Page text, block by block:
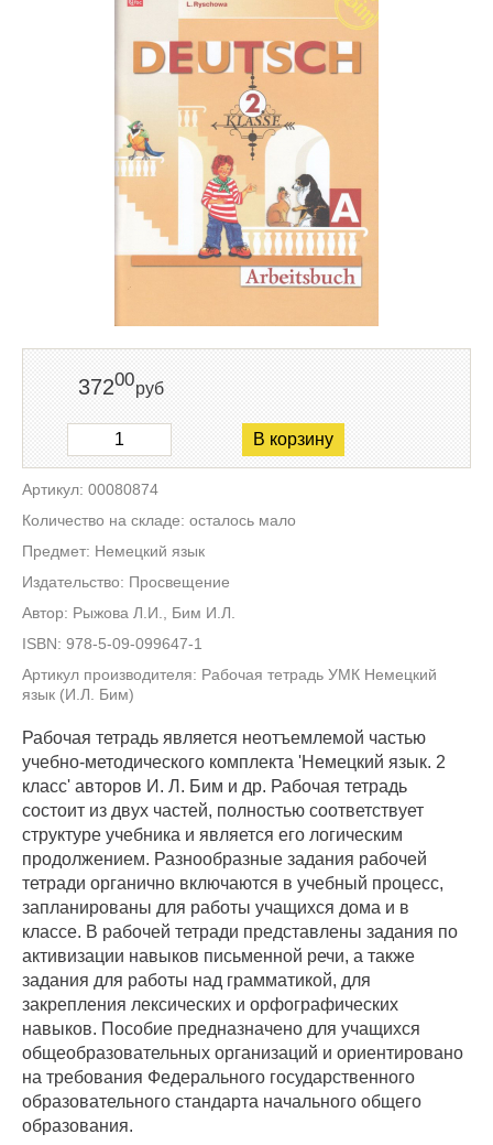
37200руб
В корзину
Артикул: 00080874
Количество на складе: осталось мало
Предмет: Немецкий язык
Издательство: Просвещение
Автор: Рыжова Л.И., Бим И.Л.
ISBN: 978-5-09-099647-1
Артикул производителя: Рабочая тетрадь УМК Немецкий
язык (И.Л. Бим)
Рабочая тетрадь является неотъемлемой частью
учебно-методического комплекта 'Немецкий язык. 2
класс' авторов И. Л. Бим и др. Рабочая тетрадь
состоит из двух частей, полностью соответствует
структуре учебника и является его логическим
продолжением. Разнообразные задания рабочей
тетради органично включаются в учебный процесс,
запланированы для работы учащихся дома и в
классе. В рабочей тетради представлены задания по
активизации навыков письменной речи, а также
задания для работы над грамматикой, для
закрепления лексических и орфографических
навыков. Пособие предназначено для учащихся
общеобразовательных организаций и ориентировано
на требования Федерального государственного
образовательного стандарта начального общего
образования.